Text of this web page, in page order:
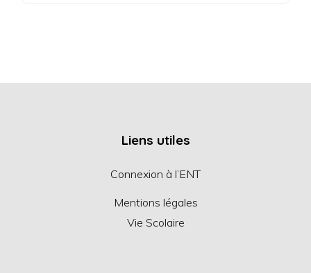
Liens utiles
Connexion à l’ENT
Mentions légales
Vie Scolaire